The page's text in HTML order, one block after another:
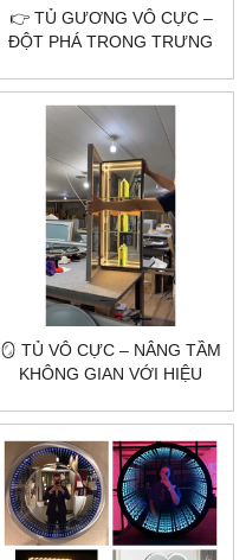
👉 TỦ GƯƠNG VÔ CỰC –
ĐỘT PHÁ TRONG TRƯNG
🪞 TỦ VÔ CỰC – NÂNG TẦM
KHÔNG GIAN VỚI HIỆU
ĐÁO